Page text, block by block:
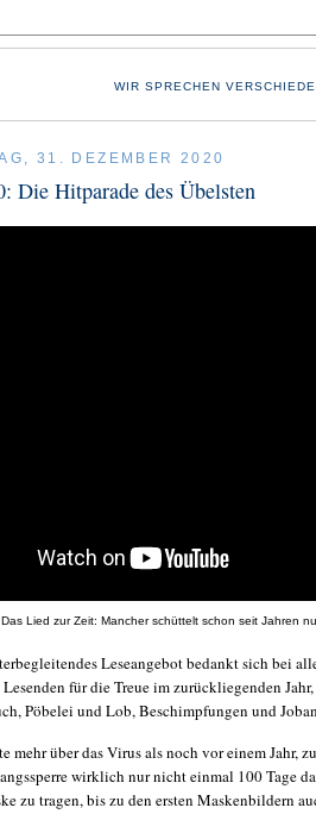
WIR SPRECHEN
31. DEZEMBER 2020
Die Hitparade des Übelsten
Das Lied zur Zeit: Mancher schüttelt schon seit Jahren
Leseangebot bedankt sich bei
für die Treue im zurückliegenden
Pöbelei und Lob, Beschimpfungen und
mehr über das Virus als noch vor einem Jahr,
wirklich nur nicht einmal 100 Tage
zu tragen, bis zu den ersten Maskenbildern